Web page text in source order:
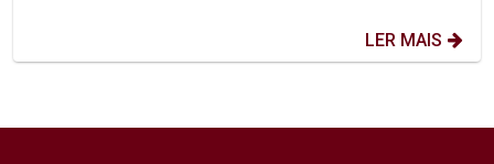
LER MAIS